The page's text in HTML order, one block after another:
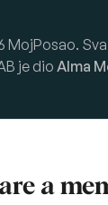
MojPosao.
je dio Alma
a